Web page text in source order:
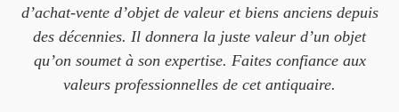
d’achat-vente d’objet de valeur et biens anciens depuis
des décennies. Il donnera la juste valeur d’un objet
qu’on soumet à son expertise. Faites confiance aux
valeurs professionnelles de cet antiquaire.